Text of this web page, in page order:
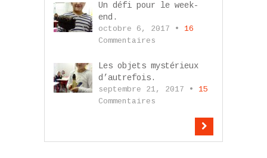
Un défi pour le week-
end.
octobre 6, 2017 • 16
Commentaires
Les objets mystérieux
d’autrefois.
septembre 21, 2017 • 15
Commentaires